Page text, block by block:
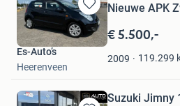
Bewaren
in
Mijn
Favorieten
Nieuwe APK
€ 5.500,-
2009 119.299
Es-Auto’s
Heerenveen
Suzuki Jimny